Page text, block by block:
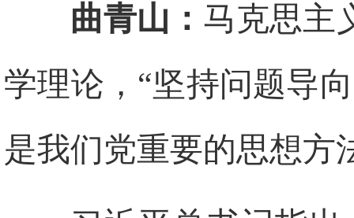
曲青山： 马克思主
学理论，“坚持问题导
是我们党重要的思想方